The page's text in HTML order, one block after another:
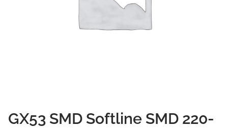
GX53 SMD Softline SMD 220-